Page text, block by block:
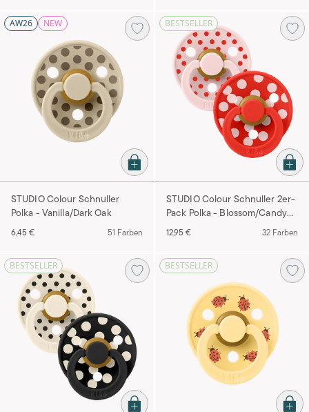
AW26 NEW
STUDIO Colour Schnuller
Polka - Vanilla/Dark Oak
6,45 € 51 Farben
BESTSELLER
STUDIO Colour Schnuller 2er-
Pack Polka - Blossom/Candy
Apple
12,95 € 32 Farben
BESTSELLER BESTSELLER